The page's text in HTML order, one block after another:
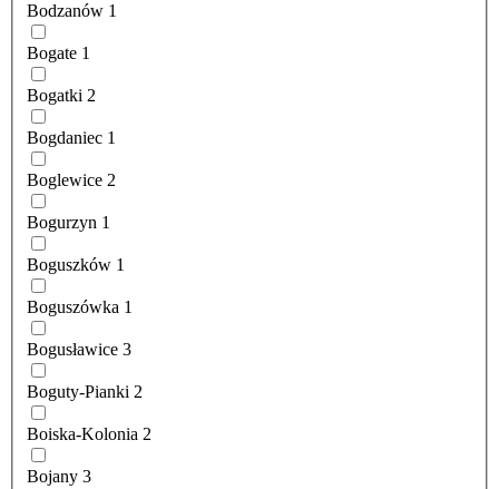
Bodzanów 1
Bogate 1
Bogatki 2
Bogdaniec 1
Boglewice 2
Bogurzyn 1
Boguszków 1
Boguszówka 1
Bogusławice 3
Boguty-Pianki 2
Boiska-Kolonia 2
Bojany 3